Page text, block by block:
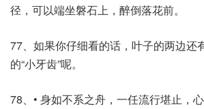
径，可以端坐磐石上，醉倒落花前。
77、如果你仔细看的话，叶子的两边还
的“小牙齿”呢。
78、• 身如不系之舟，一任流行堪止，